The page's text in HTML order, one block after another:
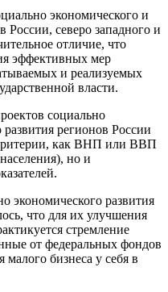
экономического и
России, северо западного и
отличие, что
эффективных мер
и реализуемых
власти.
социально
развития регионов России
критерии, как ВНП или ВВП
но и
экономического развития
что для их улучшения
стремление
от федеральных фондов
малого бизнеса у себя в